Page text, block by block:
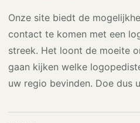
Onze site biedt de
contact te komen met een
streek. Het loont de moeite
gaan kijken welke
uw regio bevinden. Doe dus